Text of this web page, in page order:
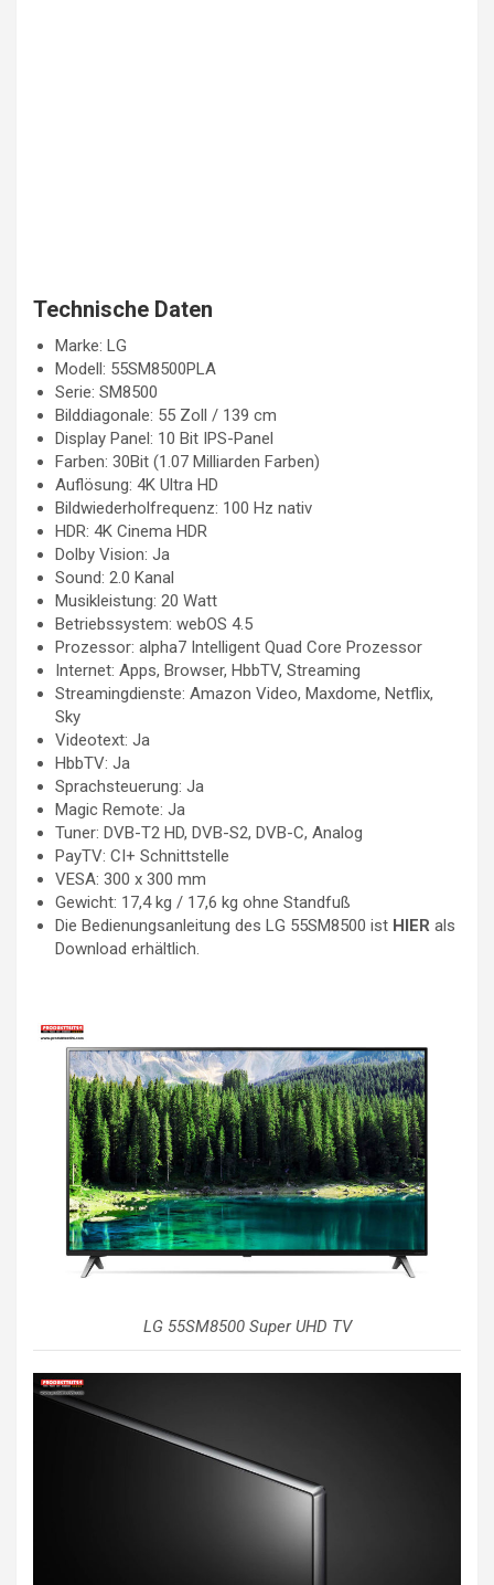
Technische Daten
Marke: LG
Modell: 55SM8500PLA
Serie: SM8500
Bilddiagonale: 55 Zoll / 139 cm
Display Panel: 10 Bit IPS-Panel
Farben: 30Bit (1.07 Milliarden Farben)
Auflösung: 4K Ultra HD
Bildwiederholfrequenz: 100 Hz nativ
HDR: 4K Cinema HDR
Dolby Vision: Ja
Sound: 2.0 Kanal
Musikleistung: 20 Watt
Betriebssystem: webOS 4.5
Prozessor: alpha7 Intelligent Quad Core Prozessor
Internet: Apps, Browser, HbbTV, Streaming
Streamingdienste: Amazon Video, Maxdome, Netflix,
Sky
Videotext: Ja
HbbTV: Ja
Sprachsteuerung: Ja
Magic Remote: Ja
Tuner: DVB-T2 HD, DVB-S2, DVB-C, Analog
PayTV: CI+ Schnittstelle
VESA: 300 x 300 mm
Gewicht: 17,4 kg / 17,6 kg ohne Standfuß
Die Bedienungsanleitung des LG 55SM8500 ist HIER als
Download erhältlich.
LG 55SM8500 Super UHD TV